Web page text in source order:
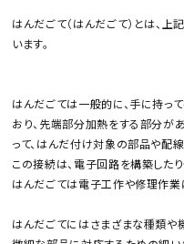
ご利用ガイド
特定商取引法について
はんだごて（はんだごて）とは、
います。
はんだごては一般的に、手に持っ
おり、先端部分加熱をする部分が
って、はんだ付け対象の部品や配
この接続は、電子回路を構築した
はんだごては電子工作や修理作業
はんだごてにはさまざまな種類や